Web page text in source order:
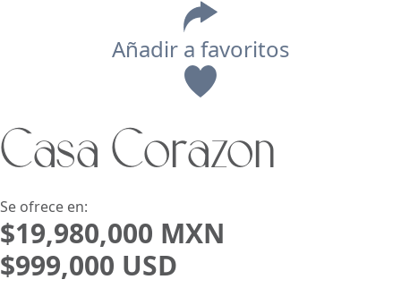
Añadir a favoritos
Casa Corazon
Se ofrece en:
$19,980,000 MXN
$999,000 USD